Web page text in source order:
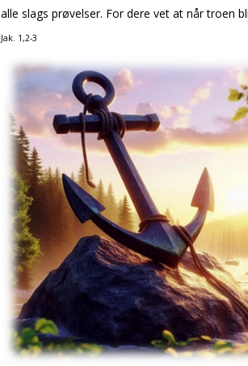
alle slags prøvelser. For dere vet at når troen
Jak. 1,2-3